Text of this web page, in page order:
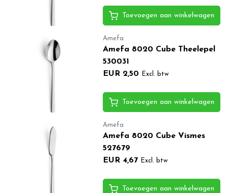
Toevoegen aan winkelwagen
Amefa
Amefa 8020 Cube Theelepel
530031
EUR 2,50
Excl. btw
Toevoegen aan winkelwagen
Amefa
Amefa 8020 Cube Vismes
527679
EUR 4,67
Excl. btw
Toevoegen aan winkelwagen